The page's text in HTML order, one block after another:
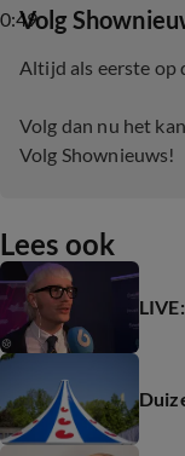
0:49‎Volg
Altijd als eerste op
Volg dan nu het
Volg Shownieuws!
Lees ook